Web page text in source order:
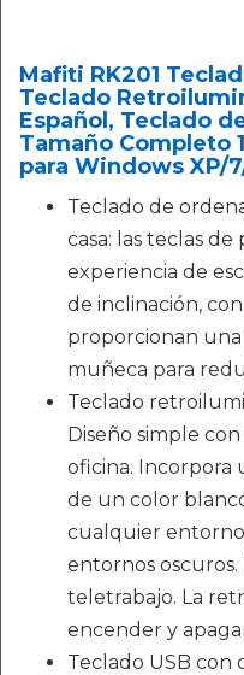
Mafiti RK201
Teclado
Español, Teclado
Tamaño Completo
para Windows XP/
Teclado de
casa: las teclas
experiencia de
de inclinación,
proporcionan una
muñeca para
Teclado
Diseño simple
oficina. Incorpora
de un color
cualquier
entornos oscuros.
teletrabajo. La
encender y
Teclado USB con